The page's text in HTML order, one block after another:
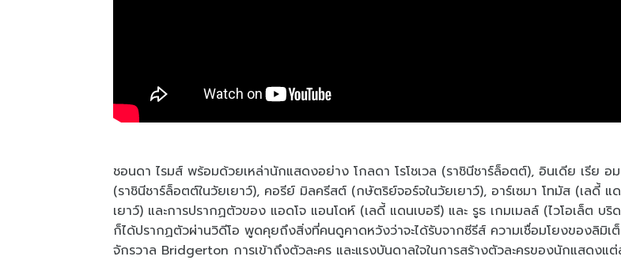
ชอนดา ไรมส์ พร้อมด้วยเหล่านักแสดงอย่าง โกลดา โรโชเวล (ราชินีชาร์ล็อตต์), อินเดีย เรีย อม
(ราชินีชาร์ล็อตต์ในวัยเยาว์), คอรีย์ มิลครีสต์ (กษัตริย์จอร์จในวัยเยาว์), อาร์เซมา โทมัส (เลดี้ แ
เยาว์) และการปรากฏตัวของ แอดโจ แอนโดห์ (เลดี้ แดนเบอรี) และ รูธ เกมเมลล์ (ไวโอเล็ต บริ
ก็ได้ปรากฏตัวผ่านวิดีโอ พูดคุยถึงสิ่งที่คนดูคาดหวังว่าจะได้รับจากซีรีส์ ความเชื่อมโยงของลิมิเ
จักรวาล Bridgerton การเข้าถึงตัวละคร และแรงบันดาลใจในการสร้างตัวละครของนักแสดงแต่